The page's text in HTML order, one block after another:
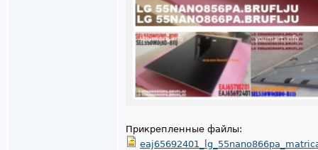
Прикрепленные файлы: